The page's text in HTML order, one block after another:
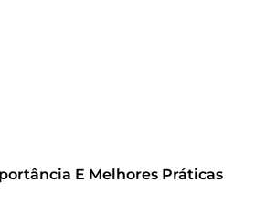
E Melhores Práticas